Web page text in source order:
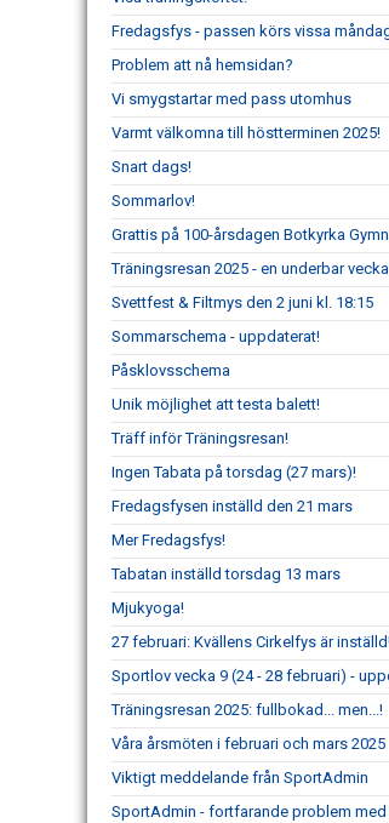
Fredagsfys - passen körs vissa
Problem att nå hemsidan?
Vi smygstartar med pass utomhus
Varmt välkomna till höstterminen 2025!
Snart dags!
Sommarlov!
Grattis på 100-årsdagen Botkyrka
Träningsresan 2025 - en underbar
Svettfest & Filtmys den 2 juni kl. 18:15
Sommarschema - uppdaterat!
Påsklovsschema
Unik möjlighet att testa balett!
Träff inför Träningsresan!
Ingen Tabata på torsdag (27 mars)!
Fredagsfysen inställd den 21 mars
Mer Fredagsfys!
Tabatan inställd torsdag 13 mars
Mjukyoga!
27 februari: Kvällens Cirkelfys är
Sportlov vecka 9 (24 - 28 februari) -
Träningsresan 2025: fullbokad... men...!
Våra årsmöten i februari och mars 2025
Viktigt meddelande från SportAdmin
SportAdmin - fortfarande problem med